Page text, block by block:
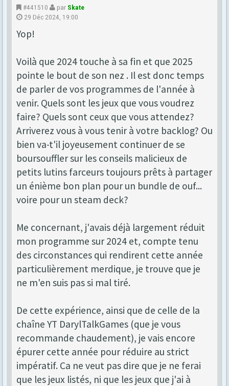
#441510 par Skate
29 Déc 2024, 19:00
Yop!
Voilà que 2024 touche à sa fin et que 2025
pointe le bout de son nez . Il est donc temps
de parler de vos programmes de l'année à
venir. Quels sont les jeux que vous voudrez
faire? Quels sont ceux que vous attendez?
Arriverez vous à vous tenir à votre backlog? Ou
bien va-t'il joyeusement continuer de se
boursouffler sur les conseils malicieux de
petits lutins farceurs toujours prêts à partager
un énième bon plan pour un bundle de ouf...
voire pour un steam deck?
Me concernant, j'avais déjà largement réduit
mon programme sur 2024 et, compte tenu
des circonstances qui rendirent cette année
particulièrement merdique, je trouve que je
ne m'en suis pas si mal tiré.
De cette expérience, ainsi que de celle de la
chaîne YT DarylTalkGames (que je vous
recommande chaudement), je vais encore
épurer cette année pour réduire au strict
impératif. Ca ne veut pas dire que je ne ferai
que les jeux listés, ni que les jeux que j'ai à